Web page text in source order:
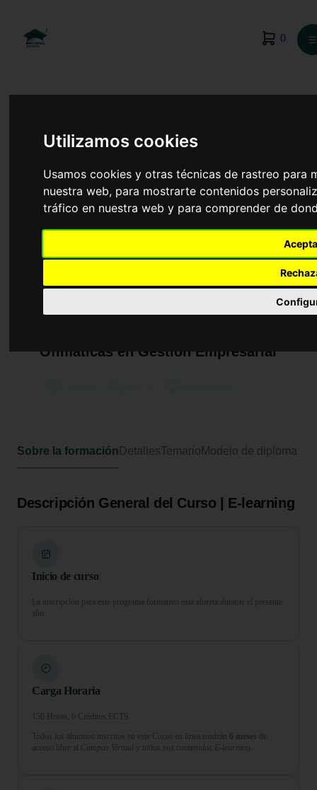
Utilizamos cookies
Usamos cookies y otras técnicas de rastreo para
nuestra web, para mostrarte contenidos
tráfico en nuestra web y para comprender de
0 ☰
Curso de Desarrollo Profesional en
Ofimáticas en Gestión Empresarial
Sobre la formación DetallesTemario Modelo de diploma
Descripción General del Curso | E-learning
Inicio de curso
La inscripción para este programa formativo está abierta durante el presente
año.
Carga Horaria
150 Horas, 6 Créditos ECTS
Todos los alumnos inscritos en este Curso en línea tendrán 6 meses de
acceso libre al Campus Virtual y todos sus contenidos E-learning.